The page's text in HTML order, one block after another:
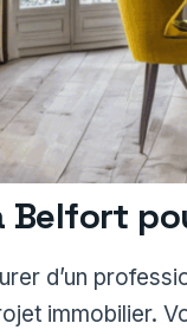
d’un
immobilier.